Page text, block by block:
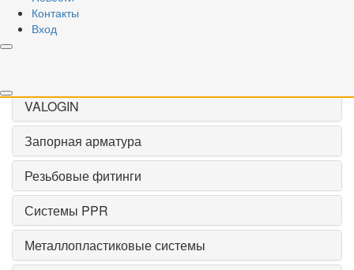
Контакты
Вход
Применить
VALOGIN
Запорная арматура
Резьбовые фитинги
Системы PPR
Металлопластиковые системы